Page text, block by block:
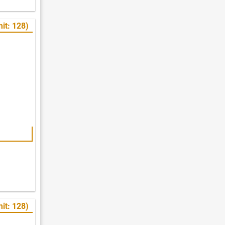
128)
128)